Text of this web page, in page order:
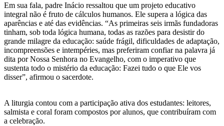
Em sua fala, padre Inácio ressaltou que um projeto educativo
integral não é fruto de cálculos humanos. Ele supera a lógica das
aparências e até das evidências. “As primeiras seis irmãs fundadoras
tinham, sob toda lógica humana, todas as razões para desistir do
grande milagre da educação: saúde frágil, dificuldades de adaptação,
incompreensões e intempéries, mas preferiram confiar na palavra já
dita por Nossa Senhora no Evangelho, com o imperativo que
sustenta todo o mistério da educação: Fazei tudo o que Ele vos
disser”, afirmou o sacerdote.
A liturgia contou com a participação ativa dos estudantes: leitores,
salmista e coral foram compostos por alunos, que contribuíram com
a celebração.